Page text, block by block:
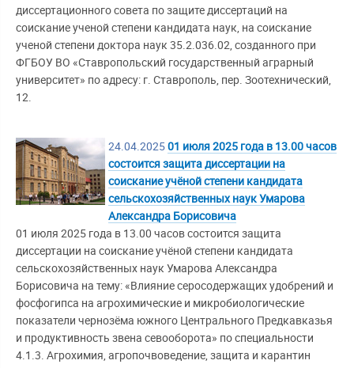
диссертационного совета по защите диссертаций на
соискание ученой степени кандидата наук, на соискание
ученой степени доктора наук 35.2.036.02, созданного при
ФГБОУ ВО «Ставропольский государственный аграрный
университет» по адресу: г. Ставрополь, пер. Зоотехнический,
12.
24.04.202501 июля 2025 года в 13.00 часов
состоится защита диссертации на
соискание учёной степени кандидата
сельскохозяйственных наук Умарова
Александра Борисовича
01 июля 2025 года в 13.00 часов состоится защита
диссертации на соискание учёной степени кандидата
сельскохозяйственных наук Умарова Александра
Борисовича на тему: «Влияние серосодержащих удобрений и
фосфогипса на агрохимические и микробиологические
показатели чернозёма южного Центрального Предкавказья
и продуктивность звена севооборота» по специальности
4.1.3. Агрохимия, агропочвоведение, защита и карантин